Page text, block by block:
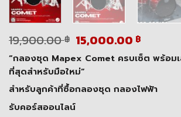
19,900.00฿ Original
price
was:
19,900.00 ฿.
15,000.00 ฿Current
price
is:
“กลองชุด Mapex Comet ครบเซ็ต พร้อม
ที่สุดสำหรับมือใหม่”
สำหรับลูกค้าที่ซื้อกลองชุด กลองไฟฟ้า
รับคอร์สออนไลน์